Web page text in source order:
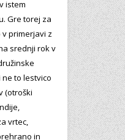
istem
Gre torej za
primerjavi z
srednji rok v
to lestvico
(otroški
vrtec,
in